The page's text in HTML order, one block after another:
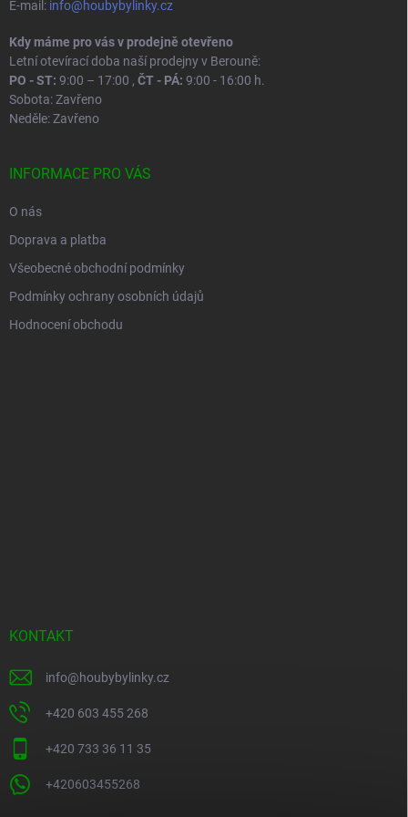
E-mail: info@houbybylinky.cz
Kdy máme pro vás v prodejně otevřeno
Letní otevírací doba naší prodejny v Berouně:
PO - ST: 9:00 – 17:00 , ČT - PÁ: 9:00 - 16:00 h.
Sobota: Zavřeno
Neděle: Zavřeno
INFORMACE PRO VÁS
O nás
Doprava a platba
Všeobecné obchodní podmínky
Podmínky ochrany osobních údajů
Hodnocení obchodu
KONTAKT
info@houbybylinky.cz
+420 603 455 268
+420 733 36 11 35
+420603455268